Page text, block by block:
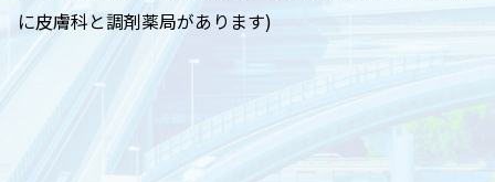
に皮膚科と調剤薬局があります)